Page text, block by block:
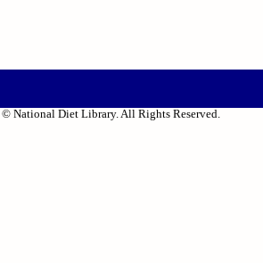
National Diet Library. All Rights Reserved.